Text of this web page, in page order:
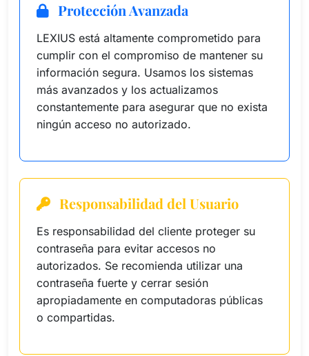
Protección Avanzada
LEXIUS está altamente comprometido para
cumplir con el compromiso de mantener su
información segura. Usamos los sistemas
más avanzados y los actualizamos
constantemente para asegurar que no exista
ningún acceso no autorizado.
Responsabilidad del Usuario
Es responsabilidad del cliente proteger su
contraseña para evitar accesos no
autorizados. Se recomienda utilizar una
contraseña fuerte y cerrar sesión
apropiadamente en computadoras públicas
o compartidas.